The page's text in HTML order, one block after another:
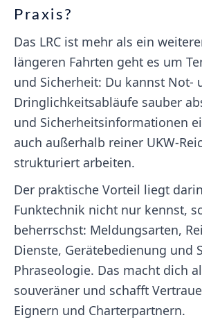
Praxis?
Das LRC ist mehr als ein
längeren Fahrten geht es um
und Sicherheit: Du kannst Not-
Dringlichkeitsabläufe sauber
und Sicherheitsinformationen
auch außerhalb reiner UKW-
strukturiert arbeiten.
Der praktische Vorteil liegt
Funktechnik nicht nur kennst,
beherrschst: Meldungsarten,
Dienste, Gerätebedienung und
Phraseologie. Das macht dich
souveräner und schafft
Eignern und Charterpartnern.